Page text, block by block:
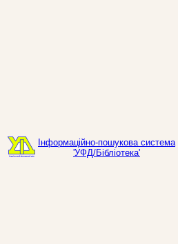
Інформаційно-пошукова система
'УФД/Бібліотека'